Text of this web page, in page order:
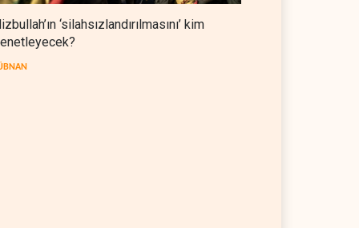
‘silahsızlandırılmasını’ kim